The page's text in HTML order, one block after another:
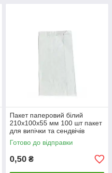
Пакет паперовий білий
210х100х55 мм 100 шт пакет
для випічки та сендвічів
Готово до відправки
0,50 ₴